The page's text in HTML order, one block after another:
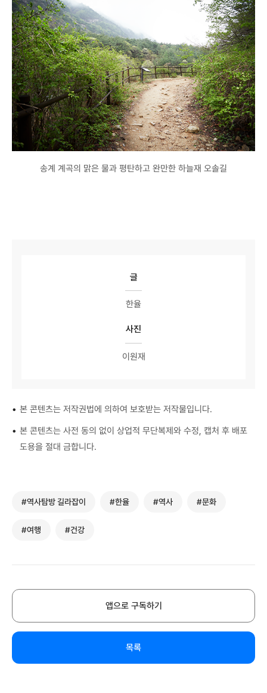
송계 계곡의 맑은 물과 평탄하고 완만한 하늘재 오솔길
글
한율
사진
이원재
• 본 콘텐츠는 저작권법에 의하여 보호받는 저작물입니다.
• 본 콘텐츠는 사전 동의 없이 상업적 무단복제와 수정, 캡처 후 배포
도용을 절대 금합니다.
#역사탐방 길라잡이 #한율 #역사 #문화
#여행 #건강
앱으로 구독하기
목록